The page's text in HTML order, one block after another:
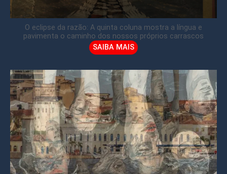
O eclipse da razão: A quinta coluna mostra a língua e
pavimenta o caminho dos nossos próprios carrascos
SAIBA MAIS